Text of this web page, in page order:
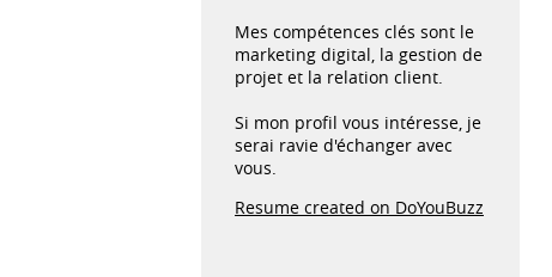
Mes compétences clés sont le
marketing digital, la gestion de
projet et la relation client.
Si mon profil vous intéresse, je
serai ravie d'échanger avec
vous.
Resume created on DoYouBuzz